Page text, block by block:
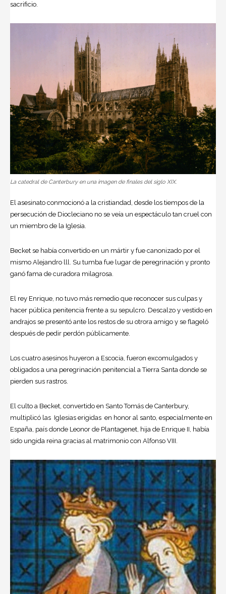
sacrificio.
La catedral de Canterbury en una imagen de finales del siglo XIX.
El asesinato conmocionó a la cristiandad, desde los tiempos de la
persecución de Diocleciano no se veía un espectáculo tan cruel con
un miembro de la Iglesia.
Becket se había convertido en un mártir y fue canonizado por el
mismo Alejandro lll. Su tumba fue lugar de peregrinación y pronto
ganó fama de curadora milagrosa.
El rey Enrique, no tuvo más remedio que reconocer sus culpas y
hacer pública penitencia frente a su sepulcro. Descalzo y vestido en
andrajos se presentó ante los restos de su otrora amigo y se flageló
después de pedir perdón públicamente.
Los cuatro asesinos huyeron a Escocia, fueron excomulgados y
obligados a una peregrinación penitencial a Tierra Santa donde se
pierden sus rastros.
El culto a Becket, convertido en Santo Tomás de Canterbury,
multiplicó las Iglesias erigidas en honor al santo, especialmente en
España, país donde Leonor de Plantagenet, hija de Enrique II, había
sido ungida reina gracias al matrimonio con Alfonso VIII.